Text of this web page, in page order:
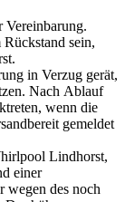
Vereinbarung.
sein,
in Verzug gerät,
Nach Ablauf
wenn die
gemeldet
Lindhorst,
einer
wegen des noch